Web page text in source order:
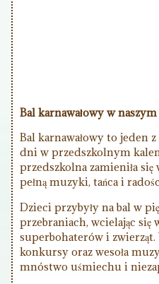
Bal karnawałowy w
Bal karnawałowy to jeden
dni w przedszkolnym
przedszkolna zamieniła
pełną muzyki, tańca i
Dzieci przybyły na bal w
przebraniach, wcielając się
superbohaterów i zwierząt.
konkursy oraz wesoła
mnóstwo uśmiechu i